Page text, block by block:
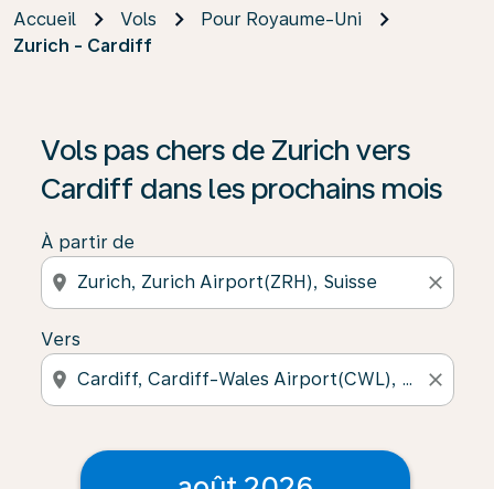
Accueil Vols
Pour Royaume-Uni
Zurich - Cardiff
Vols pas chers de Zurich vers
Cardiff dans les prochains mois
À partir de
location_on close
Vers
location_on close